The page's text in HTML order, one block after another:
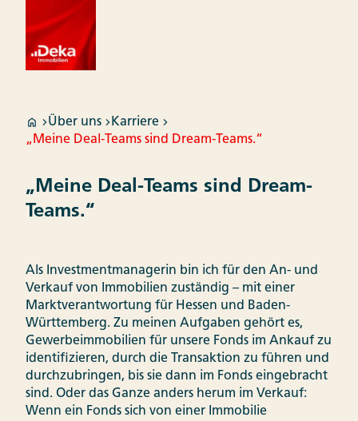
Über uns
Karriere
„Meine Deal-Teams sind Dream-Teams.“
„Meine Deal-Teams sind Dream-
Teams.“
Als Investmentmanagerin bin ich für den An- und
Verkauf von Immobilien zuständig – mit einer
Marktverantwortung für Hessen und Baden-
Württemberg. Zu meinen Aufgaben gehört es,
Gewerbeimmobilien für unsere Fonds im Ankauf zu
identifizieren, durch die Transaktion zu führen und
durchzubringen, bis sie dann im Fonds eingebracht
sind. Oder das Ganze anders herum im Verkauf:
Wenn ein Fonds sich von einer Immobilie